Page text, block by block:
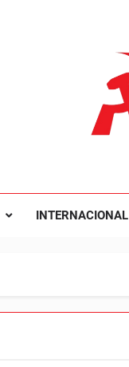
INTERNACIONAL